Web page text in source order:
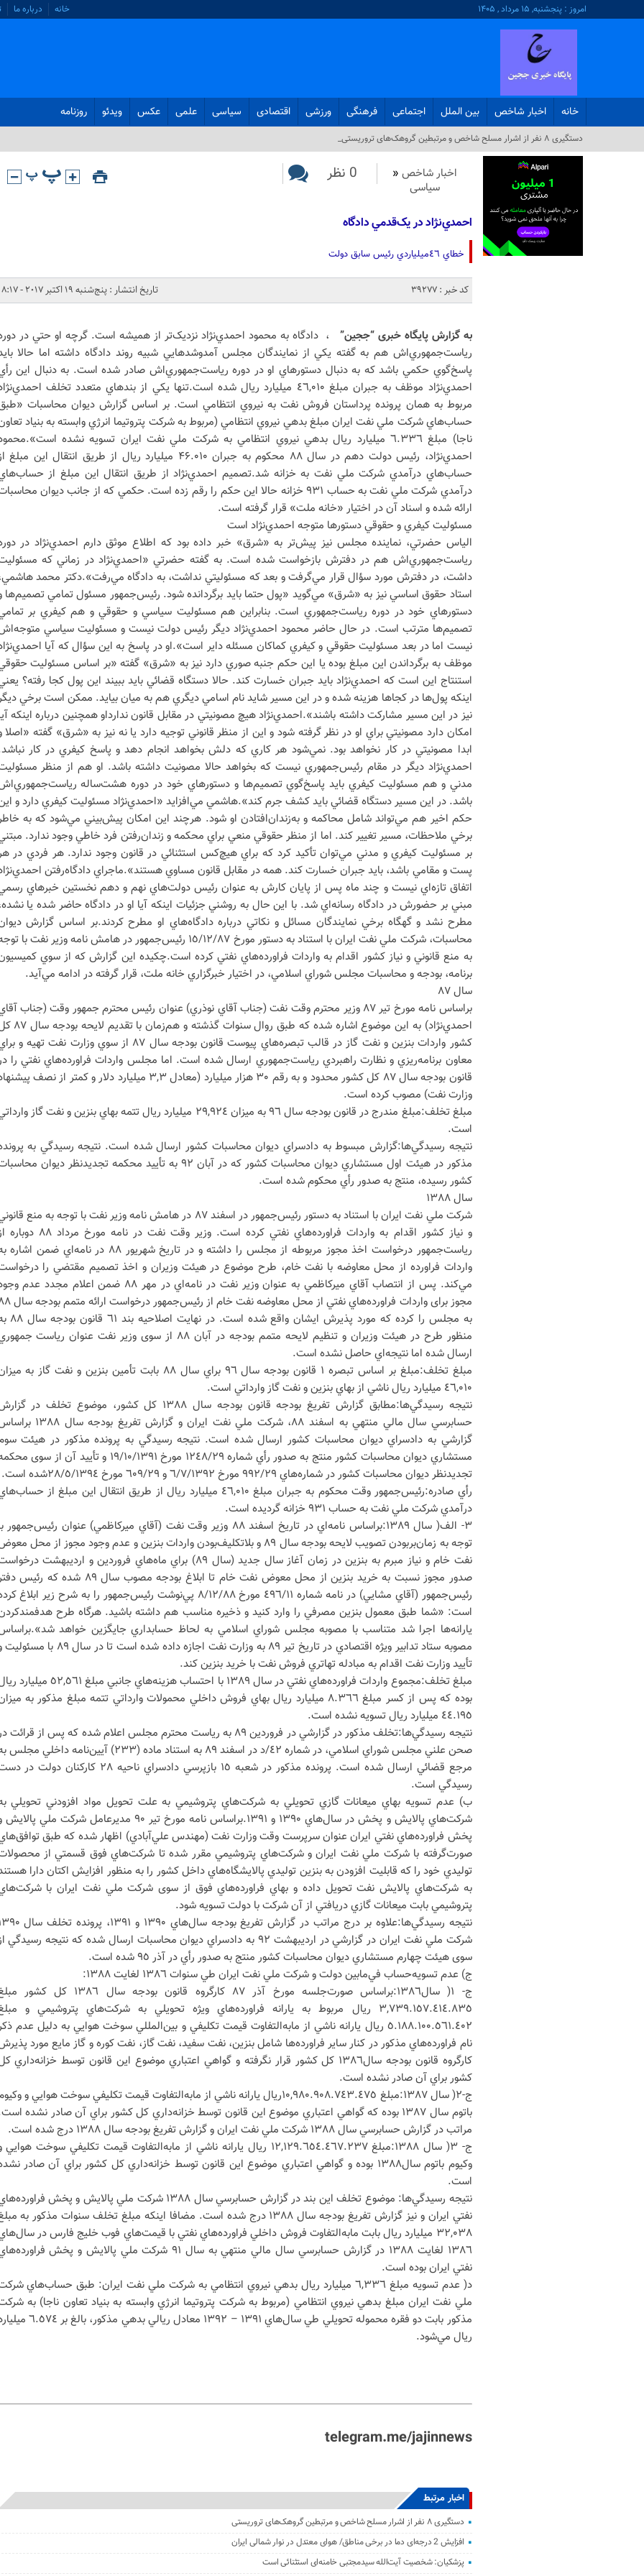
امروز : پنجشنبه, ۱۵ مرداد , ۱۴۰۵ خانه درباره ما
خانه اخبار شاخص بین الملل اجتماعی فرهنگی ورزشی اقتصادی سیاسی علمی عکس ویدئو روزنامه
دستگیری ۸ نفر از اشرار مسلح شاخص و مرتبطین گروهک‌های تروریستی_
اخبار شاخص «
سیاسی
0 نظر
احمدي‌نژاد در يک‌قدمي دادگاه
خطاي ٤٦ميلياردي رئيس سابق دولت
کد خبر : 39277 تاریخ انتشار : پنج‌شنبه 19 اکتبر 2017 - 8:17
به گزارش پایگاه خبری “ججین” ، دادگاه به محمود احمدي‌نژاد نزديک‌تر از هميشه است. گرچه او حتي در
رياست‌جمهوري‌اش هم به گفته يکي از نمايندگان مجلس آمدوشدهايي شبيه روند دادگاه داشته اما حالا
پاسخ‌گوي حکمي باشد که به دنبال دستورهاي او در دوره رياست‌جمهوري‌اش صادر شده است. به دنبال اين
احمدي‌نژاد موظف به جبران مبلغ ٤٦,٠١٠ ميليارد ريال شده است.تنها يکي از بندهاي متعدد تخلف
مربوط به همان پرونده پرداستان فروش نفت به نيروي انتظامي است. بر اساس گزارش ديوان محاسبات
حساب‌هاي شرکت ملي نفت ايران مبلغ بدهي نيروي انتظامي (مربوط به شرکت پتروتيما انرژي وابسته به بنياد
ناجا) مبلغ ٦.٣٣٦ ميليارد ريال بدهي نيروي انتظامي به شرکت ملي نفت ايران تسويه نشده
احمدي‌نژاد، رئيس دولت دهم در سال ۸۸ محکوم به جبران ۴۶.۰۱۰ ميليارد ريال از طريق انتقال اين
حساب‌هاي درآمدي شرکت ملي نفت به خزانه شد.تصميم احمدي‌نژاد از طريق انتقال اين مبلغ از
درآمدي شرکت ملي نفت به حساب ٩٣١ خزانه حالا اين حکم را رقم زده است. حکمي که از جانب ديوان
ارائه شده و اسناد آن در اختيار «خانه ملت» قرار گرفته است.
مسئوليت کيفري و حقوقي دستورها متوجه احمدي‌نژاد است
الياس حضرتي، نماينده مجلس نيز پيش‌تر به «شرق» خبر داده بود که اطلاع موثق دارم احمدي‌نژاد در
رياست‌جمهوري‌اش هم در دفترش بازخواست شده است. به گفته حضرتي «احمدي‌نژاد در زماني که
داشت، در دفترش مورد سؤال قرار مي‌گرفت و بعد که مسئوليتي نداشت، به دادگاه مي‌رفت».دکتر محمد
استاد حقوق اساسي نيز به «شرق» مي‌گويد «پول حتما بايد برگردانده شود. رئيس‌جمهور مسئول تمامي تصميم‌ها
دستورهاي خود در دوره رياست‌جمهوري است. بنابراين هم مسئوليت سياسي و حقوقي و هم کيفري بر
تصميم‌ها مترتب است. در حال حاضر محمود احمدي‌نژاد ديگر رئيس دولت نيست و مسئوليت سياسي
نيست اما در بعد مسئوليت حقوقي و کيفري کماکان مسئله داير است».او در پاسخ به اين سؤال که آيا
موظف به برگرداندن اين مبلغ بوده يا اين حکم جنبه صوري دارد نيز به «شرق» گفته «بر اساس مسئوليت
استنتاج اين است که احمدي‌نژاد بايد جبران خسارت کند. حالا دستگاه قضائي بايد ببيند اين پول کجا رفته؟
اينکه پول‌ها در کجاها هزينه شده و در اين مسير شايد نام اسامي ديگري هم به ميان بيايد. ممکن است برخي
نيز در اين مسير مشارکت داشته باشند».احمدي‌نژاد هيچ مصونيتي در مقابل قانون ندارداو همچنين درباره اينکه‌
امکان دارد مصونيتي براي او در نظر گرفته شود و اين از منظر قانوني توجيه دارد يا نه نيز به «شرق» گفته «اصلا
ابدا مصونيتي در کار نخواهد بود. نمي‌شود هر کاري که دلش بخواهد انجام دهد و پاسخ کيفري در کار
احمدي‌نژاد ديگر در مقام رئيس‌جمهوري نيست که بخواهد حالا مصونيت داشته باشد. او هم از منظر
مدني و هم مسئوليت کيفري بايد پاسخ‌گوي تصميم‌ها و دستورهاي خود در دوره هشت‌ساله
باشد. در اين مسير دستگاه قضائي بايد کشف جرم کند».هاشمي مي‌افزايد «احمدي‌نژاد مسئوليت کيفري دارد و
حکم اخير هم مي‌تواند شامل محاکمه و به‌زندان‌افتادن او شود. هرچند اين امکان پيش‌بيني مي‌شود که به
برخي ملاحظات، مسير تغيير کند. اما از منظر حقوقي منعي براي محکمه و زندان‌رفتن فرد خاطي وجود ندارد.
بر مسئوليت کيفري و مدني مي‌توان تأکيد کرد که براي هيچ‌کس استثنائي در قانون وجود ندارد. هر فردي در
پست و مقامي باشد، بايد جبران خسارت کند. همه در مقابل قانون مساوي هستند».ماجراي دادگاه‌رفتن
اتفاق تازه‌اي نيست و چند ماه پس از پايان کارش به عنوان رئيس دولت‌هاي نهم و دهم نخستين خبرهاي
مبني بر حضورش در دادگاه رسانه‌اي شد. با اين حال به روشني جزئيات اينکه آيا او در دادگاه حاضر شده يا
مطرح نشد و گهگاه برخي نمايندگان مسائل و نکاتي درباره دادگاه‌هاي او مطرح کردند.بر اساس گزارش
محاسبات، شرکت ملي نفت ايران با استناد به دستور مورخ ١٥/١٢/٨٧ رئيس‌جمهور در هامش نامه وزير نفت با
به منع قانوني و نياز کشور اقدام به واردات فراورده‌هاي نفتي کرده است.چكيده اين گزارش که از سوي
برنامه، بودجه و محاسبات مجلس شوراي اسلامي، در اختيار خبرگزاري خانه ملت، قرار گرفته در ادامه مي‌آيد.
سال ٨٧
براساس نامه مورخ تير ٨٧ وزير محترم وقت نفت (جناب آقاي نوذري) عنوان رئيس محترم جمهور وقت (جناب
احمدي‌نژاد) به اين موضوع اشاره شده که طبق روال سنوات گذشته
کشور واردات بنزين و نفت گاز در قالب تبصره‌هاي پيوست قانون بودجه سال ٨٧ از سوي وزارت نفت تهيه و
معاون برنامه‌ريزي و نظارت راهبردي رياست‌جمهوري ارسال شده است. اما مجلس واردات فراورده‌هاي نفتي را
قانون بودجه سال ٨٧ کل کشور محدود و به رقم ٣٠ هزار ميليارد (معادل ٣,٣ ميليارد دلار و کمتر از نصف
وزارت نفت) مصوب کرده است.
مبلغ تخلف:مبلغ مندرج در قانون بودجه سال ٩٦ به ميزان ٢٩,٩٢٤ ميليارد ريال تتمه بهاي بنزين و نفت گاز
است.
نتيجه رسيدگي‌ها:گزارش مبسوط به دادسراي ديوان محاسبات کشور ارسال شده است. نتيجه رسيدگي به
مذکور در هيئت اول مستشاري ديوان محاسبات کشور که در آبان ٩٢ به تأييد محکمه تجديدنظر ديوان
کشور رسيده، منتج به صدور رأي محکوم شده است.
سال ١٣٨٨
شرکت ملي نفت ايران با استناد به دستور رئيس‌جمهور در اسفند ٨٧ در هامش نامه وزير نفت با توجه به منع
و نياز کشور اقدام به واردات فراورده‌هاي نفتي کرده است. وزير وقت نفت در نامه مورخ
رياست‌جمهور درخواست اخذ مجوز مربوطه از مجلس را داشته و در تاريخ شهريور ٨٨ در نامه‌اي ضمن
واردات فراورده از محل معاوضه با نفت خام، طرح موضوع در هيئت وزيران و اخذ تصميم مقتضي را
مي‌کند. پس از انتصاب آقاي ميرکاظمي به عنوان وزير نفت در نامه‌اي در مهر ٨٨ ضمن اعلام مجدد عدم
مجوز برای واردات فراورده‌هاي نفتي از محل معاوضه نفت خام از
به مجلس را کرده که مورد پذيرش ايشان
منظور طرح در هيئت وزيران و تنظيم لايحه متمم بودجه در آبان ٨٨ از سوی وزير نفت عنوان رياست
ارسال شده اما نتيجه‌اي حاصل نشده است.
مبلغ تخلف:مبلغ بر اساس تبصره ١ قانون بودجه سال ٩٦ براي سال ٨٨ بابت تأمين بنزين و نفت گاز به
٤٦,٠١٠ ميليارد ريال ناشي از بهاي بنزين و نفت گاز وارداتي است.
نتيجه رسيدگي‌ها:مطابق گزارش تفريغ بودجه قانون بودجه سال ١٣٨٨ کل کشور، موضوع تخلف در
حسابرسي سال مالي منتهي به اسفند ٨٨، شرکت ملي نفت ايران و گزارش تفريغ بودجه
گزارشي به دادسراي ديوان محاسبات کشور ارسال شده است. نتيجه رسيدگي به پرونده مذکور در هيئت
مستشاري ديوان محاسبات کشور منتج به صدور رأي شماره ١٢٤٨/٢٩ مورخ ١٩/١٠/١٣٩١ و تأييد آن از سوی
تجديدنظر ديوان محاسبات کشور در شماره‌هاي ٩٩٢/٢٩ مورخ ٦/٧/١٣٩٢ و ٦٠٩/٢٩ مورخ ٢٨/٥/١٣٩٤شده است.
رأي صادره:رئيس‌جمهور وقت محکوم به جبران مبلغ ٤٦,٠١٠ ميليارد ريال از طريق انتقال اين مبلغ از
درآمدي شرکت ملي نفت به حساب ٩٣١ خزانه گرديده است.
٣- الف( سال ١٣٨٩:براساس نامه‌اي در تاريخ اسفند ٨٨ وزير وقت نفت (آقاي ميرکاظمي) عنوان رئيس‌جمهور
توجه به زمان‌بربودن تصويب لايحه بودجه سال ٨٩ و بلاتکليف‌بودن واردات بنزين و عدم وجود مجوز از محل
نفت خام و نياز مبرم به بنزين در زمان آغاز سال جديد (سال ٨٩) براي ماه‌هاي فروردين و ارديبهشت
صدور مجوز نسبت به خريد بنزين از محل معوض نفت خام تا ابلاغ بودجه مصوب سال ٨٩ شده که
رئيس‌جمهور (آقاي مشايي) در نامه شماره ٤٩٦/١١ مورخ ٨/١٢/٨٨ پي‌نوشت رئيس‌جمهور را به شرح زير ابلاغ
است: «شما طبق معمول بنزين مصرفي را وارد کنيد و ذخيره مناسب هم داشته باشيد. هرگاه طرح
يارانه‌ها اجرا شد متناسب با مصوبه مجلس شوراي اسلامي به لحاظ حسابداري جايگزين خواهد
مصوبه ستاد تدابير ويژه اقتصادي در تاريخ تير ٨٩ به وزارت نفت اجازه داده شده است تا در سال ٨٩ با
تأييد وزارت نفت اقدام به مبادله تهاتري فروش نفت با خريد بنزين کند.
مبلغ تخلف:مجموع واردات فراورده‌هاي نفتي در سال ١٣٨٩ با احتساب هزينه‌هاي جانبي مبلغ ٥٢,٥٦١
بوده که پس از کسر مبلغ ٨.٣٦٦ ميليارد ريال بهاي فروش داخلي محمولات وارداتي تتمه مبلغ مذکور به
٤٤.١٩٥ ميليارد ريال تسويه نشده است.
نتيجه رسيدگي‌ها:تخلف مذکور در گزارشي در فروردين ٨٩ به رياست محترم مجلس اعلام شده که پس از قرائت
صحن علني مجلس شوراي اسلامي، در شماره ٤٢/د در اسفند ٨٩ به استناد ماده (٢٣٣) آيين‌نامه داخلي
مرجع قضائي ارسال شده است. پرونده مذکور در شعبه ١٥ بازپرسي دادسراي ناحيه ٢٨ کارکنان دولت
رسيدگي است.
ب) عدم تسويه بهاي ميعانات گازي تحويلي به شرکت‌هاي پتروشيمي به علت تحويل مواد افزودني تحويلي
شرکت‌هاي پالايش و پخش در سال‌هاي ١٣٩٠ و ١٣٩١.براساس نامه مورخ تير ٩٠ مديرعامل شرکت ملي
پخش فراورده‌هاي نفتي ايران عنوان سرپرست وقت وزارت نفت (مهندس علي‌آبادي) اظهار شده که طبق
صورت‌گرفته با شرکت ملي نفت ايران و شرکت‌هاي پتروشيمي مقرر شده تا شرکت‌هاي فوق قسمتي از
توليدي خود را که قابليت افزودن به بنزين توليدي پالایشگاه‌هاي داخل کشور را به منظور افزايش اکتان دارا
به شرکت‌هاي پالايش نفت تحويل داده و بهاي فراورده‌هاي فوق از سوی شرکت ملي نفت ايران با
پتروشيمي بابت ميعانات گازي دريافتي از آن شرکت با دولت تسويه شود.
نتيجه رسيدگي‌ها:علاوه بر درج مراتب در گزارش تفريغ بودجه سال‌هاي ١٣٩٠ و
شرکت ملي نفت ايران در گزارشي در ارديبهشت ٩٢ به دادسراي ديوان محاسبات ارسال شده که نتيجه رسيدگي
سوی هيئت چهارم مستشاري ديوان محاسبات کشور منتج به صدور رأي در آذر ٩٥ شده است.
ج) عدم تسويه‌حساب في‌ما‌بين دولت و شرکت ملي نفت ايران طي سنوات ١٣٨٦ لغايت ١٣٨٨:
ج- ١( سال١٣٨٦:بر‌اساس صورت‌جلسه مورخ آذر ٨٧ کارگروه قانون بودجه سال ١٣٨٦ کل
٣,٧٣٩.١٥٧.٤١٤.٨٣٥ ريال مربوط به يارانه فراورده‌هاي ويژه تحويلي به شرکت‌هاي پتروشيمي و
٥.١٨٨.١٠٠.٥٦١.٤٠٢ ريال يارانه ناشي از ما‌به‌التفاوت قيمت تکليفي و بين‌المللي سوخت هوايي به دليل عدم
نام فراورده‌هاي مذکور در کنار ساير فراورده‌ها شامل بنزين، نفت سفيد، نفت گاز، نفت کوره و گاز مايع مورد
کارگروه قانون بودجه سال١٣٨٦ کل کشور قرار نگرفته و گواهي اعتباري موضوع اين قانون توسط خزانه‌داري
کشور براي آن صادر نشده است.
ج-٢( سال ١٣٨٧:مبلغ ١٠,٩٨٠.٩٠٨.٧٤٣.٤٧٥ريال يارانه ناشي از مابه‌التفاوت قيمت تکليفي سوخت هوايي و
باتوم سال ١٣٨٧ بوده که گواهي اعتباري موضوع اين قانون توسط خزانه‌داري کل کشور براي آن صادر نشده
مراتب در گزارش حسابرسي سال ١٣٨٨ شرکت ملي نفت ايران و گزارش تفريغ بودجه سال ١٣٨٨ درج شده است.
ج- ٣( سال ١٣٨٨:مبلغ ١٢,١٢٩.٦٥٤.٤٦٧.٢٣٧ ريال يارانه ناشي از مابه‌التفاوت قيمت تکليفي سوخت
وکيوم باتوم سال١٣٨٨ بوده و گواهي اعتباري موضوع اين قانون توسط خزانه‌داري کل کشور براي آن صادر
است.
نتيجه رسيدگي‌ها: موضوع تخلف اين بند در گزارش حسابرسي سال ١٣٨٨ شرکت ملي پالايش و پخش
نفتي ايران و نيز گزارش تفريغ بودجه سال ١٣٨٨ درج شده است. مضافا اينکه مبلغ تخلف سنوات مذکور به
٣٢,٠٣٨ ميليارد ريال بابت مابه‌التفاوت فروش داخلي فراورده‌هاي نفتي با قيمت‌هاي فوب خليج فارس در
١٣٨٦ لغايت ١٣٨٨ در گزارش حسابرسي سال مالي منتهي به سال ٩١ شرکت ملي پالايش و پخش
نفتي ايران بوده است.
د( عدم تسويه مبلغ ٦,٣٣٦ ميليارد ريال بدهي نيروي انتظامي به شرکت ملي نفت ايران: طبق حساب‌هاي
ملي نفت ايران مبلغ بدهي نيروي انتظامي (مربوط به شرکت پتروتيما انرژي وابسته به بنياد تعاون ناجا) به
مذکور بابت دو فقره محموله تحويلي طي سال‌هاي ١٣٩١ – ١٣٩٢ معادل ريالي بدهي مذکور،
ريال مي‌شود.
telegram.me/jajinnews
اخبار مرتبط
دستگیری ۸ نفر از اشرار مسلح شاخص و مرتبطین گروهک‌های تروریستی
افزایش 2 درجه‌ای دما در برخی مناطق/ هوای معتدل در نوار شمالی ایران
پزشکیان: شخصیت آیت‌الله سیدمجتبی خامنه‌ای استثنائی است